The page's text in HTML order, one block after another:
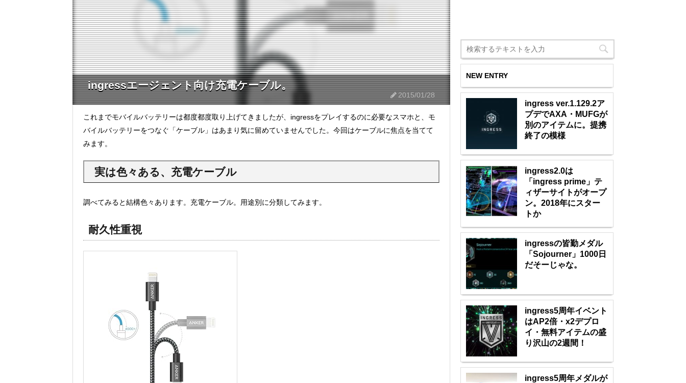
ingressエージェント向け充電ケーブル。
2015/01/28
これまでモバイルバッテリーは都度都度取り上げてきましたが、ingressをプレイするのに必要なスマホと、モ
バイルバッテリーをつなぐ「ケーブル」はあまり気に留めていませんでした。今回はケーブルに焦点を当てて
みます。
実は色々ある、充電ケーブル
調べてみると結構色々あります。充電ケーブル。用途別に分類してみます。
耐久性重視
NEW ENTRY
ingress ver.1.129.2ア
プデでAXA・MUFGが
別のアイテムに。提携
終了の模様
ingress2.0は
「ingress prime」テ
ィザーサイトがオープ
ン。2018年にスター
トか
ingressの皆勤メダル
「Sojourner」1000日
だそーじゃな。
ingress5周年イベント
はAP2倍・x2デプロ
イ・無料アイテムの盛
り沢山の2週間！
ingress5周年メダルが